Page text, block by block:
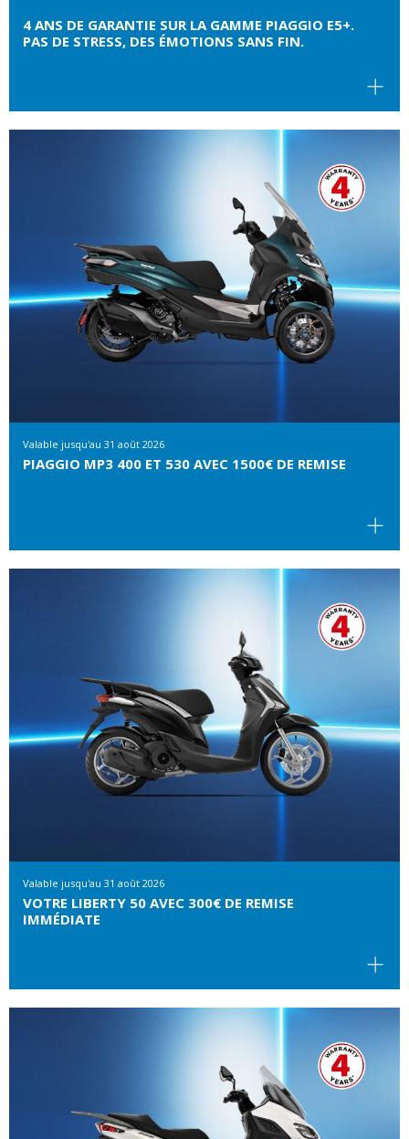
4 ANS DE GARANTIE SUR LA GAMME PIAGGIO E5+.
PAS DE STRESS, DES ÉMOTIONS SANS FIN.
Valable jusqu'au 31 août 2026
PIAGGIO MP3 400 ET 530 AVEC 1500€ DE REMISE
Valable jusqu'au 31 août 2026
VOTRE LIBERTY 50 AVEC 300€ DE REMISE
IMMÉDIATE